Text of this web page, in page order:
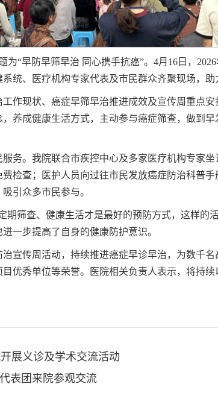
为“早防早筛早治 同心携手抗癌”。4月16日，
统、医疗机构专家代表及市民群众齐聚现场，助
作现状、癌症早筛早治推进成效及宣传周重点
养成健康生活方式，主动参与癌症筛查，做到
务。我院联合市疾控中心及多家医疗机构专家
检查；医护人员向过往市民发放癌症防治科普
引众多市民参与。
期筛查、健康生活才是最好的预防方式，这样的
一步提高了自身的健康防护意识。
宣传周活动，持续推进癌症早诊早治，为数千
优秀单位等荣誉。医院相关负责人表示，将持
展义诊及学术交流活动
表团来院参观交流